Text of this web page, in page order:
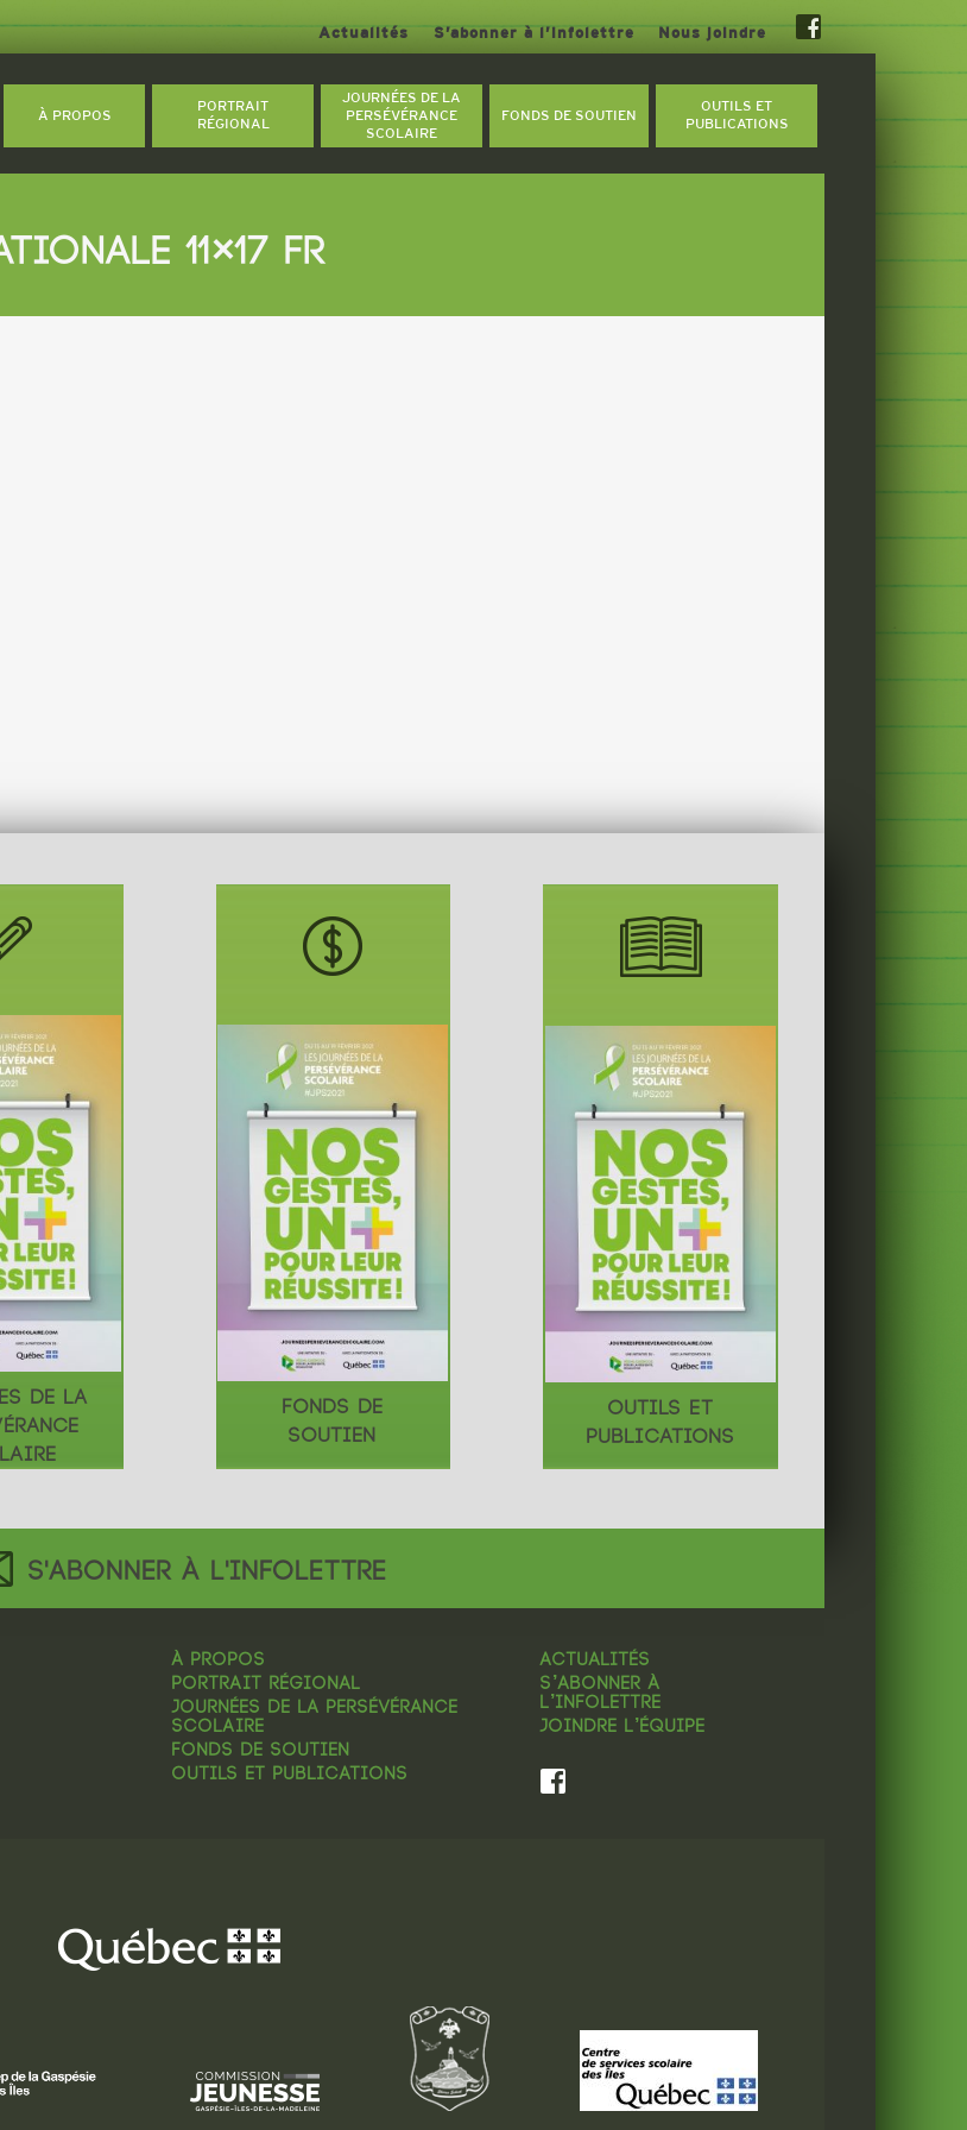
Actualités S’abonner à l’infolettre Nous joindre
À PROPOS
PORTRAIT
RÉGIONAL
JOURNÉES DE LA
PERSÉVÉRANCE
SCOLAIRE
FONDS DE SOUTIEN
OUTILS ET
PUBLICATIONS
11×17 FR
DE LA
FONDS DE
SOUTIEN
OUTILS ET
PUBLICATIONS
S'ABONNER À L'INFOLETTRE
À PROPOS
PORTRAIT RÉGIONAL
JOURNÉES DE LA PERSÉVÉRANCE
SCOLAIRE
FONDS DE SOUTIEN
OUTILS ET PUBLICATIONS
ACTUALITÉS
S’ABONNER À
L’INFOLETTRE
JOINDRE L’ÉQUIPE